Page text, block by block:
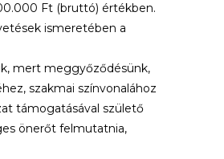
Ft (bruttó) értékben.
ismeretében a
mert meggyőződésünk,
szakmai színvonalához
támogatásával születő
önerőt felmutatnia,